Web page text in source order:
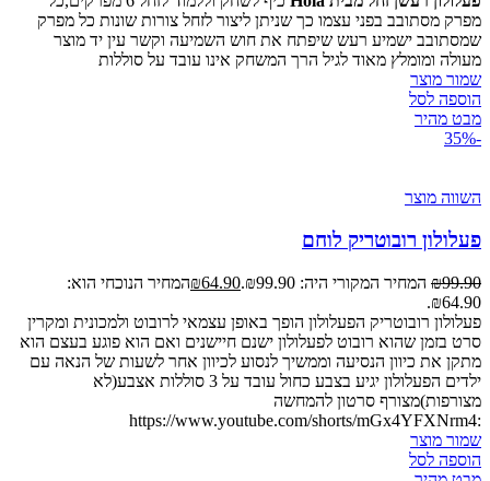
מפרק מסתובב בפני עצמו כך שניתן ליצור לזחל צורות שונות כל מפרק
שמסתובב ישמיע רעש שיפתח את חוש השמיעה וקשר עין יד מוצר
מעולה ומומלץ מאוד לגיל הרך המשחק אינו עובד על סוללות
שמור מוצר
הוספה לסל
מבט מהיר
-35%
השווה מוצר
פעלולון רובוטריק לוחם
₪99.90 המחיר המקורי היה: ₪99.90. ₪64.90
המחיר הנוכחי הוא:
₪64.90.
פעלולון רובוטריק הפעלולון הופך באופן עצמאי לרובוט ולמכונית ומקרין
סרט בזמן שהוא רובוט לפעלולון ישנם חיישנים ואם הוא פוגע בעצם הוא
מתקן את כיוון הנסיעה וממשיך לנסוע לכיוון אחר לשעות של הנאה עם
ילדים הפעלולון יגיע בצבע כחול עובד על 3 סוללות אצבע(לא
מצורפות)מצורף סרטון להמחשה
:https://www.youtube.com/shorts/mGx4YFXNrm4
שמור מוצר
הוספה לסל